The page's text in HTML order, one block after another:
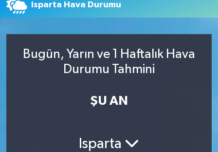
Isparta Hava Durumu
Bugün, Yarın ve 1 Haftalık Hava
Durumu Tahmini
ŞU AN
Isparta
Trafik Durumu
Tüm Manşetler